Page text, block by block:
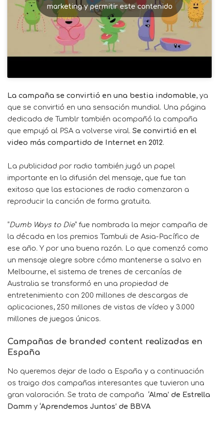
marketing y permitir este contenido
La campaña se convirtió en una bestia indomable, ya
que se convirtió en una sensación mundial. Una página
dedicada de Tumblr también acompañó la campaña
que empujó al PSA a volverse viral. Se convirtió en el
video más compartido de Internet en 2012.
La publicidad por radio también jugó un papel
importante en la difusión del mensaje, que fue tan
exitoso que las estaciones de radio comenzaron a
reproducir la canción de forma gratuita.
“Dumb Ways to Die” fue nombrada la mejor campaña de
la década en los premios Tambuli de Asia-Pacífico de
ese año. Y por una buena razón. Lo que comenzó como
un mensaje alegre sobre cómo mantenerse a salvo en
Melbourne, el sistema de trenes de cercanías de
Australia se transformó en una propiedad de
entretenimiento con 200 millones de descargas de
aplicaciones, 250 millones de vistas de vídeo y 3.000
millones de juegos únicos.
Campañas de branded content realizadas en
España
No queremos dejar de lado a España y a continuación
os traigo dos campañas interesantes que tuvieron una
gran valoración. Se trata de campaña ‘Alma’ de Estrella
Damm y ‘Aprendemos Juntos’ de BBVA